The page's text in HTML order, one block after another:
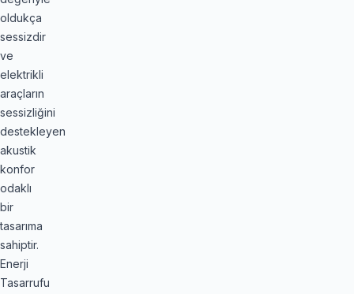
oldukça
sessizdir
ve
elektrikli
araçların
sessizliğini
destekleyen
akustik
konfor
odaklı
bir
tasarıma
sahiptir.
Enerji
Tasarrufu